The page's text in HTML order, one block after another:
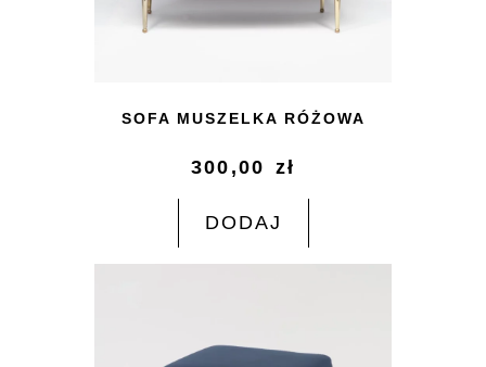
SOFA MUSZELKA RÓŻOWA
300,00 zł
DODAJ